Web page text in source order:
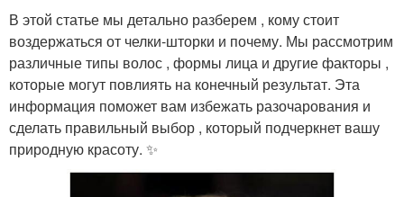
В этой статье мы детально разберем , кому стоит
воздержаться от челки-шторки и почему. Мы рассмотрим
различные типы волос , формы лица и другие факторы ,
которые могут повлиять на конечный результат. Эта
информация поможет вам избежать разочарования и
сделать правильный выбор , который подчеркнет вашу
природную красоту. ✨